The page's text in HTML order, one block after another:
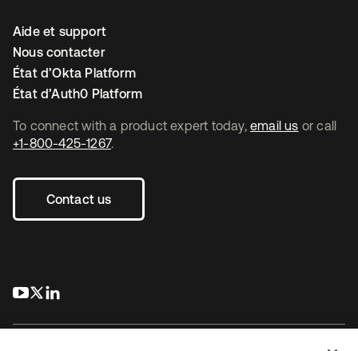
To connect with a product expert today, email us or call
+1-800-425-1267.
Contact us
s’ouvre dans un nouvel onglet
s’ouvre dans un nouvel onglet
Aide et support
Nous contacter
État d’Okta Platform
État d’Auth0 Platform